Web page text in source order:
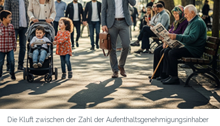
Die Kluft zwischen der Zahl der Aufenthaltsgenehmigungsinhaber